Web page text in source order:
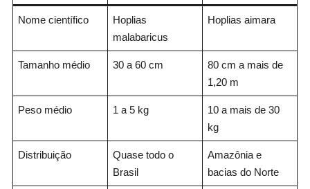
Nome científico
Hoplias
malabaricus
Hoplias aimara
Tamanho médio 30 a 60 cm
80 cm a mais de
1,20 m
Peso médio 1 a 5 kg
10 a mais de 30
kg
Distribuição
Quase todo o
Brasil
Amazônia e
bacias do Norte